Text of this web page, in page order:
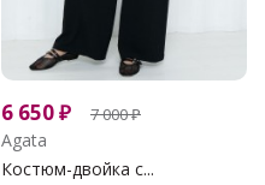
6 650₽ 7 000₽
Agata
Костюм-двойка с...